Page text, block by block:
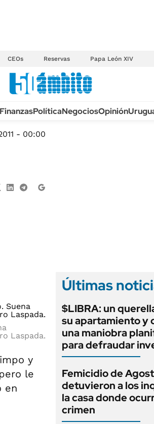
CEOs Reservas Papa León XIV
GENERAL
FinanzasPolíticaNegociosOpinión
- 00:00
Laspada.
y
le
en
Últimas
$LIBRA: un
su apartamiento y
una maniobra
para defraudar
Femicidio de
detuvieron a los
la casa donde
crimen